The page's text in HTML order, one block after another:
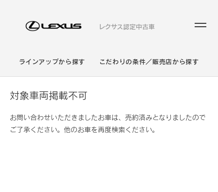
レクサス認定中古車
ラインアップから探す こだわりの条件／販売店から探す
対象車両掲載不可
お問い合わせいただきましたお車は、売約済みとなりましたので
ご了承ください。他のお車を再度検索ください。